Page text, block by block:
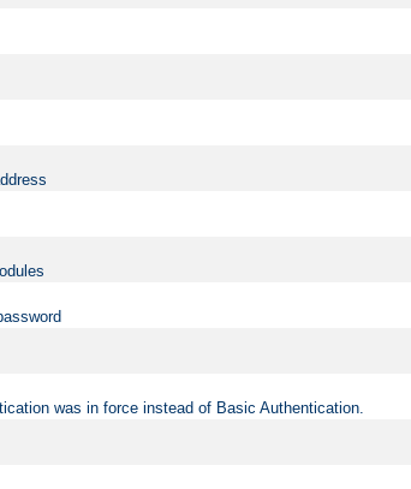
was in force instead of Basic Authentication.